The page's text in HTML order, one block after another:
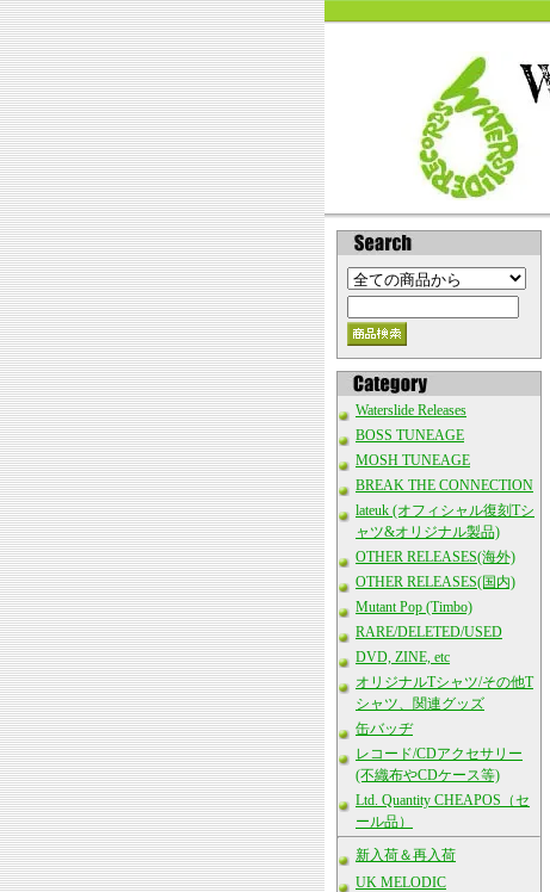
Waterslide Releases
BOSS TUNEAGE
MOSH TUNEAGE
BREAK THE CONNECTION
lateuk (オフィシャル復刻Tシ
ャツ&オリジナル製品)
OTHER RELEASES(海外)
OTHER RELEASES(国内)
Mutant Pop (Timbo)
RARE/DELETED/USED
DVD, ZINE, etc
オリジナルTシャツ/その他T
シャツ、関連グッズ
缶バッヂ
レコード/CDアクセサリー
(不織布やCDケース等)
Ltd. Quantity CHEAPOS（セ
ール品）
新入荷＆再入荷
UK MELODIC